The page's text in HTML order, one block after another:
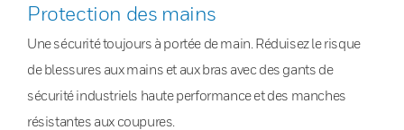
Protection des mains
Une sécurité toujours à portée de main. Réduisez le risque
de blessures aux mains et aux bras avec des gants de
sécurité industriels haute performance et des manches
résistantes aux coupures.